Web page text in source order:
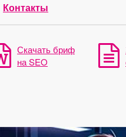
Контакты
Скачать бриф
на SEO